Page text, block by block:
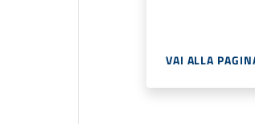
VAI ALLA